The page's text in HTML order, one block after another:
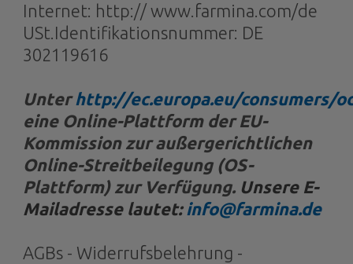
Internet: http:// www.farmina.com/de
USt.Identifikationsnummer: DE
302119616
Unterhttp://ec.europa.eu/consumers/
eine Online-Plattform der EU-
Kommission zur außergerichtlichen
Online-Streitbeilegung (OS-
Plattform) zur Verfügung. Unsere E-
Mailadresse lautet: info@farmina.de
AGBs - Widerrufsbelehrung -